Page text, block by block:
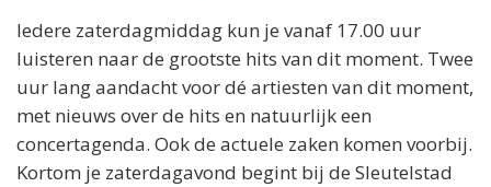
Iedere zaterdagmiddag kun je vanaf 17.00 uur
luisteren naar de grootste hits van dit moment. Twee
uur lang aandacht voor dé artiesten van dit moment,
met nieuws over de hits en natuurlijk een
concertagenda. Ook de actuele zaken komen voorbij.
Kortom je zaterdagavond begint bij de Sleutelstad